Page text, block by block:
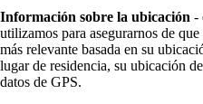
Información sobre la ubicación -
utilizamos para asegurarnos de
más relevante basada en su
lugar de residencia, su ubicación
datos de GPS.